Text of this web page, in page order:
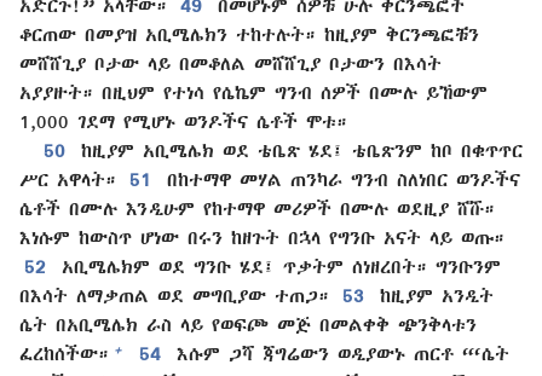
አድርጉ!” አላቸው።
49
በመሆኑም ሰዎቹ ሁሉ ቅርንጫፎች
ቆርጠው በመያዝ አቢሜሌክን ተከተሉት። ከዚያም ቅርንጫፎቹን
መሸሸጊያ ቦታው ላይ በመቆለል መሸሸጊያ ቦታውን በእሳት
አያያዙት። በዚህም የተነሳ የሴኬም ግንብ ሰዎች በሙሉ ይኸውም
1,000 ገደማ የሚሆኑ ወንዶችና ሴቶች ሞቱ።
50
ከዚያም አቢሜሌክ ወደ ቴቤጽ ሄደ፤ ቴቤጽንም ከቦ በቁጥጥር
ሥር አዋላት።
51
በከተማዋ መሃል ጠንካራ ግንብ ስለነበር ወንዶችና
ሴቶች በሙሉ እንዲሁም የከተማዋ መሪዎች በሙሉ ወደዚያ ሸሹ።
እነሱም ከውስጥ ሆነው በሩን ከዘጉት በኋላ የግንቡ አናት ላይ ወጡ።
52
አቢሜሌክም ወደ ግንቡ ሄደ፤ ጥቃትም ሰነዘረበት። ግንቡንም
በእሳት ለማቃጠል ወደ መግቢያው ተጠጋ።
53
ከዚያም አንዲት
ሴት በአቢሜሌክ ራስ ላይ የወፍጮ መጅ በመልቀቅ ጭንቅላቱን
ፈረከሰችው። + 54
እሱም ጋሻ ጃግሬውን ወዲያውኑ ጠርቶ “‘ሴት